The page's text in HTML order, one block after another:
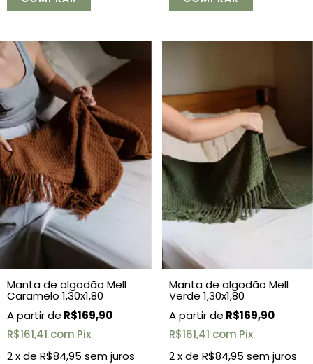
Manta de algodão Mell
Caramelo 1,30x1,80
R$169,90
R$161,41 com Pix
2x de R$84,95 sem juros
Manta de algodão Mell
Verde 1,30x1,80
R$169,90
R$161,41 com Pix
2 x de R$84,95 sem juros